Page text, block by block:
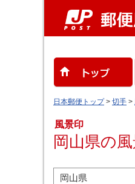
日本郵便トップ> 切手 >
風景印
岡山県の